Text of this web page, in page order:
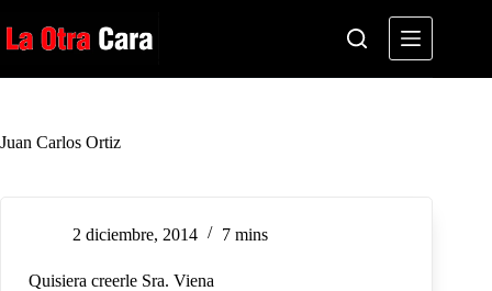
al
contenido
Juan Carlos Ortiz
2 diciembre, 2014 7 mins
Quisiera creerle Sra. Viena